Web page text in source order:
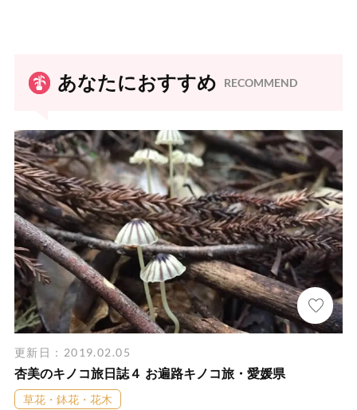
あなたにおすすめ RECOMMEND
更新日：2019.02.05
杏美のキノコ旅日誌４ お遍路キノコ旅・愛媛県
草花・鉢花・花木